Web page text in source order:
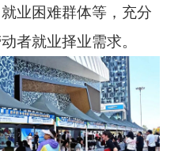
业困难群体等，充分
者就业择业需求。